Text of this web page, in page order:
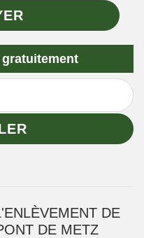
DE
DE METZ